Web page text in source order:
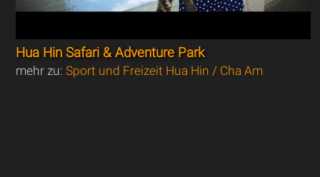
Hua Hin Safari & Adventure Park
mehr zu:Sport und Freizeit Hua Hin / Cha Am